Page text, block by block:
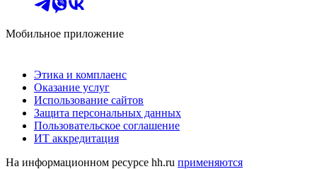
Мобильное приложение
Этика и комплаенс
Оказание услуг
Использование сайтов
Защита персональных данных
Пользовательское соглашение
ИТ аккредитация
На информационном ресурсе hh.ru применяются